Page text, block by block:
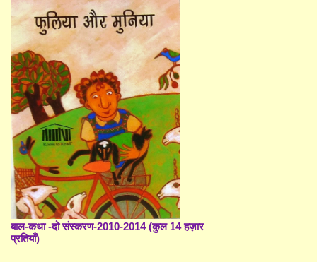
बाल-कथा -दो संस्करण-2010-2014 (कुल 14 हज़ार
प्रतियाँ)